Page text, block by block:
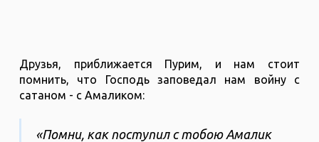
Друзья, приближается Пурим, и нам стоит
помнить, что Господь заповедал нам войну с
сатаном - с Амаликом:
«Помни, как поступил с тобою Амалик